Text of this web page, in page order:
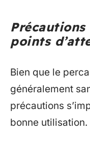
points
Bien que le
généralement
précautions
bonne utilisation.